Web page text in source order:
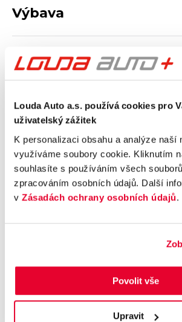
Louda Auto a.s. používá cookies pro
uživatelský zážitek
K personalizaci obsahu a analýze naší
využíváme soubory cookie. Kliknutím
souhlasíte s používáním všech
zpracováním osobních údajů. Další
v Zásadách ochrany osobních údajů.
Povolit vše
Upravit
Výbava
Komfort
Multimédia
Bezpečnost a technika
Příplatková výbava
není nabídkou ve smyslu § 1731
příslib dle § 1733 občanského
indikativní nabídky nevzniká